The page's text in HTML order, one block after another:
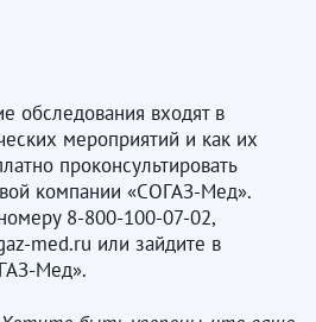
обследования входят в
мероприятий и как их
проконсультировать
компании «СОГАЗ-Мед».
8-800-100-07-02,
med.ru или зайдите в
Мед».